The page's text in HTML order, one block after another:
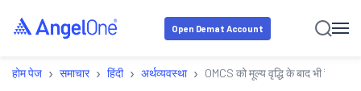
Open Demat Account
होम पेज › समाचार › हिंदी › अर्थव्यवस्था › OMCS को मूल्य वृद्धि के बाद भी ₹700